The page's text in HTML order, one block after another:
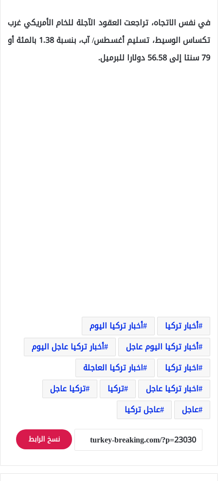
في نفس الاتجاه، تراجعت العقود الآجلة للخام الأمريكي غرب
تكساس الوسيط، تسليم أغسطس/ آب، بنسبة 1.38 بالمئة أو
79 سنتا إلى 56.58 دولارا للبرميل.
أخبار تركيا
أخبار تركيا اليوم
أخبار تركيا اليوم عاجل
أخبار تركيا عاجل اليوم
اخبار تركيا
اخبار تركيا العاجلة
اخبار تركيا عاجل
تركيا
تركيا عاجل
عاجل
عاجل تركيا
نسخ الرابط